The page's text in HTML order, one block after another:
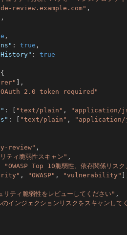
review.example.com" ,
,
,
: true ,
:
true
{
] ,
2.0 token required"
: [ "text/plain" ,
"application/
: [ "text/plain" ,
"application/
review" ,
ティ脆弱性スキャン" ,
"OWASP Top 10脆弱性、依存関係リス
, "OWASP" , "vulnerability" ]
リティ脆弱性をレビューしてください" ,
インジェクションリスクをスキャンして